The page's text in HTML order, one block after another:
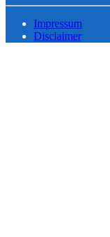
Impressum
Disclaimer